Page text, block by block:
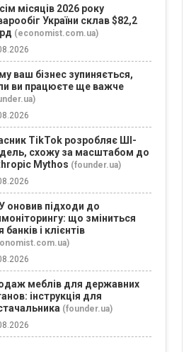
місяців 2026 року
України склав $82,2
(economist.com.ua)
ваш бізнес зупиняється,
ви працюєте ще важче
TikTok розробляє ШІ-
схожу за масштабом до
Mythos (founder.ua)
оновив підходи до
що зміниться
банків і клієнтів
меблів для державних
інструкція для
(founder.ua)